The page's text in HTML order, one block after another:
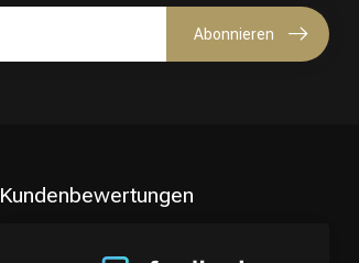
Abonnieren
Kundenbewertungen